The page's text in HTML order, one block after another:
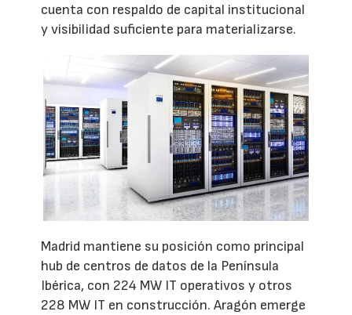
cuenta con respaldo de capital institucional
y visibilidad suficiente para materializarse.
Madrid mantiene su posición como principal
hub de centros de datos de la Península
Ibérica, con 224 MW IT operativos y otros
228 MW IT en construcción. Aragón emerge